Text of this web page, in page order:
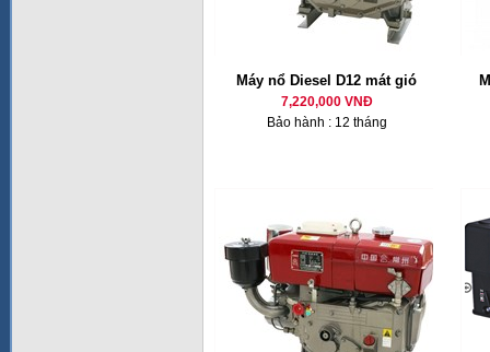
Máy nổ Diesel D12 mát gió
7,220,000 VNĐ
Bảo hành : 12 tháng